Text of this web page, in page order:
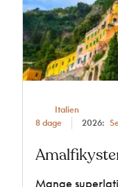
Italien
8 dage
2026:
Mange